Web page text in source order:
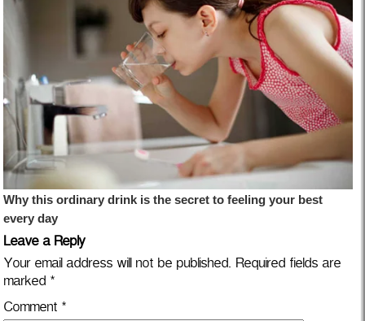
Leave a Reply
Your email address will not be published. Required fields are
marked *
Comment *